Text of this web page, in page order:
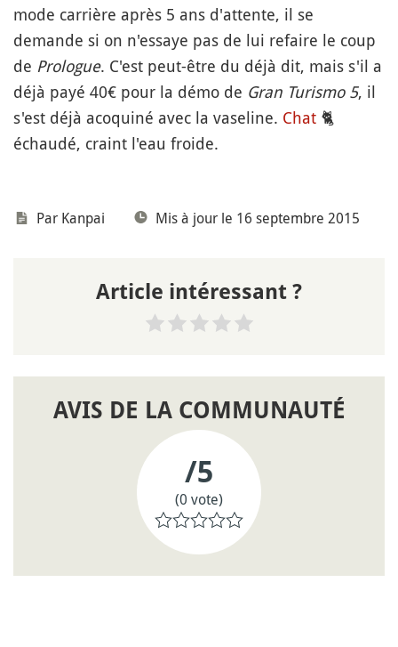
mode carrière après 5 ans d'attente, il se
demande si on n'essaye pas de lui refaire le coup
de Prologue. C'est peut-être du déjà dit, mais s'il a
déjà payé 40€ pour la démo de Gran Turismo 5, il
s'est déjà acoquiné avec la vaseline. Chat 🐈
échaudé, craint l'eau froide.
Par Kanpai Mis à jour le 16 septembre 2015
Article intéressant ?
AVIS DE LA COMMUNAUTÉ
/5
(0 vote)